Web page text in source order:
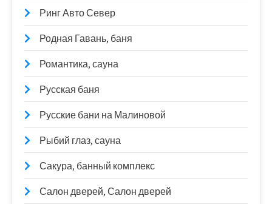
Ринг Авто Север
Родная Гавань, баня
Романтика, сауна
Русская баня
Русские бани на Малиновой
Рыбий глаз, сауна
Сакура, банный комплекс
Салон дверей, Салон дверей